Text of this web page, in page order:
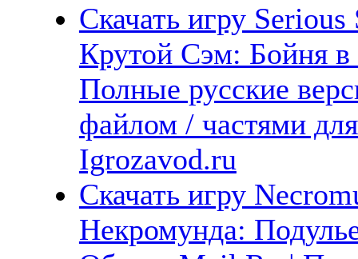
Скачать игру
Крутой Сэм: Бойня
Полные русские
файлом / частями
Igrozavod.ru
Скачать игру
Некромунда: